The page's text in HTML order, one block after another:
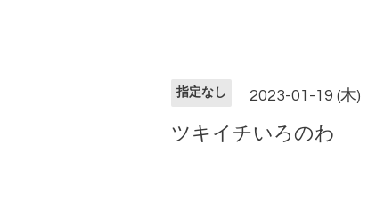
指定なし 2023-01-19 (木)
ツキイチいろのわ